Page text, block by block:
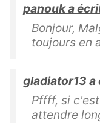
panouk a
Bonjour,
toujours en
gladiator13 a
Pffff, si
attendre